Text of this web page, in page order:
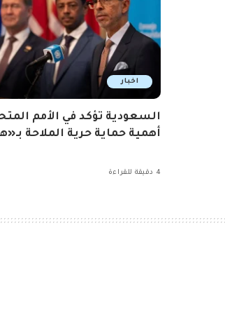
اخبار
السعودية تؤكد في الأمم
أهمية حماية حرية الملاحة
4 دقيقة للقراءة